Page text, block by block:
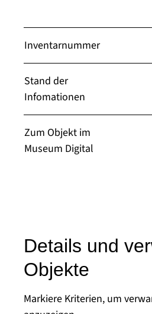
Inventarnummer
Stand der
Infomationen
Zum Objekt im
Museum Digital
Details und
Objekte
Markiere Kriterien, um